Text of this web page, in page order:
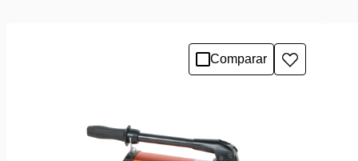
Comparar
Añadir
a